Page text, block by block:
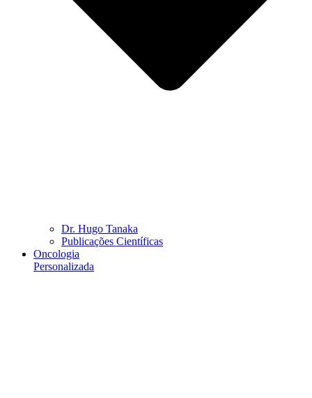
Dr. Hugo Tanaka
Publicações Científicas
Oncologia
Personalizada